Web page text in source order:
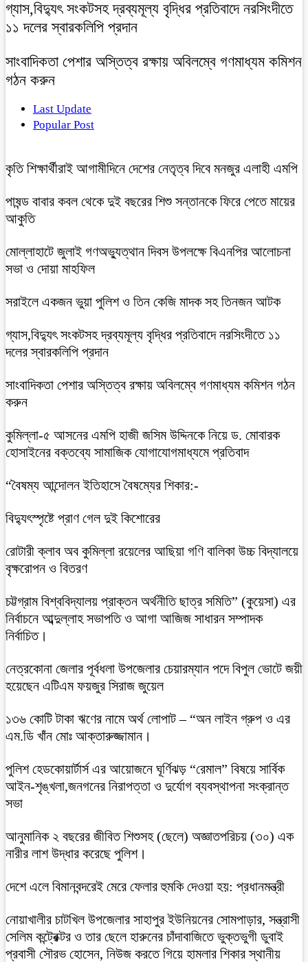
গ্যাস,বিদ্যুৎ সংকটসহ দ্রব্যমূল্য বৃদ্ধির প্রতিবাদে নরসিংদীতে
১১ দলের স্বারকলিপি প্রদান
সাংবাদিকতা পেশার অস্তিত্ব রক্ষায় অবিলম্বে গণমাধ্যম কমিশন
গঠন করুন
Last Update
Popular Post
কৃতি শিক্ষার্থীরাই আগামীদিনে দেশের নেতৃত্ব দিবে মনজুর এলাহী এমপি
পাষন্ড বাবার কবল থেকে দুই বছরের শিশু সন্তানকে ফিরে পেতে মায়ের
আকুতি
মোল্লাহাটে জুলাই গণঅভ্যুত্থান দিবস উপলক্ষে বিএনপির আলোচনা
সভা ও দোয়া মাহফিল
সরাইলে একজন ভুয়া পুলিশ ও তিন কেজি মাদক সহ তিনজন আটক
গ্যাস,বিদ্যুৎ সংকটসহ দ্রব্যমূল্য বৃদ্ধির প্রতিবাদে নরসিংদীতে ১১
দলের স্বারকলিপি প্রদান
সাংবাদিকতা পেশার অস্তিত্ব রক্ষায় অবিলম্বে গণমাধ্যম কমিশন গঠন
করুন
কুমিল্লা-৫ আসনের এমপি হাজী জসিম উদ্দিনকে নিয়ে ড. মোবারক
হোসাইনের বক্তব্যে সামাজিক যোগাযোগমাধ্যমে প্রতিবাদ
“বৈষম্য আন্দোলন ইতিহাসে বৈষম্যের শিকার:-
বিদ্যুৎস্পৃষ্টে প্রাণ গেল দুই কিশোরের
রোটারী ক্লাব অব কুমিল্লা রয়েলের আছিয়া গণি বালিকা উচ্চ বিদ্যালয়ে
বৃক্ষরোপন ও বিতরণ
চট্টগ্রাম বিশ্ববিদ্যালয় প্রাক্তন অর্থনীতি ছাত্র সমিতি” (কুয়েসা) এর
নির্বাচনে আব্দুল্লাহ সভাপতি ও আগা আজিজ সাধারন সম্পাদক
নির্বাচিত।
নেত্রকোনা জেলার পূর্বধলা উপজেলার চেয়ারম্যান পদে বিপুল ভোটে জয়ী
হয়েছেন এটিএম ফয়জুর সিরাজ জুয়েল
১৩৬ কোটি টাকা ঋণের নামে অর্থ লোপাট – “অন লাইন গ্রুপ ও এর
এম.ডি খাঁন মোঃ আক্তারুজ্জামান।
পুলিশ হেডকোয়ার্টার্স এর আয়োজনে ঘূর্ণিঝড় “রেমাল” বিষয়ে সার্বিক
আইন-শৃঙ্খলা,জনগনের নিরাপত্তা ও দুর্যোগ ব্যবস্থাপনা সংক্রান্ত
সভা
আনুমানিক ২ বছরের জীবিত শিশুসহ (ছেলে) অজ্ঞাতপরিচয় (৩০) এক
নারীর লাশ উদ্ধার করেছে পুলিশ।
দেশে এলে বিমানবন্দরেই মেরে ফেলার হুমকি দেওয়া হয়: প্রধানমন্ত্রী
নোয়াখালীর চাটখিল উপজেলার সাহাপুর ইউনিয়নের সোমপাড়ার, সন্ত্রাসী
সেলিম কন্ট্রেক্টর ও তার ছেলে হারুনের চাঁদাবাজিতে ভুক্তভুগী ডুবাই
প্রবাসী সৌরভ হোসেন, নিউজ করতে গিয়ে হামলার শিকার স্থানীয়